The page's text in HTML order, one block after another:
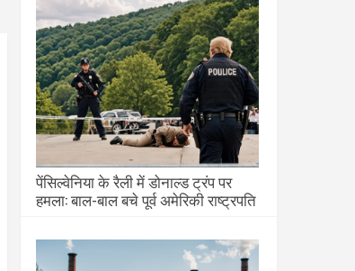
पेंसिल्वेनिया के रैली में डोनाल्ड ट्रंप पर
हमला: बाल-बाल बचे पूर्व अमेरिकी राष्ट्रपति